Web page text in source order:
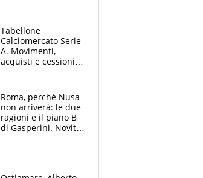
Tabellone
Calciomercato Serie
A. Movimenti,
acquisti e cessioni:
Roma, perché Nusa
non arriverà: le due
ragioni e il piano B
di Gasperini. Novità